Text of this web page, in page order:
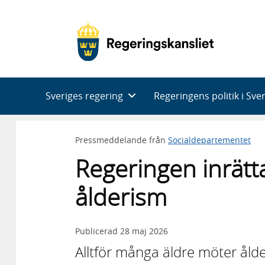
Sveriges regering Regeringens politik i
Pressmeddelande från Socialdepartementet
Regeringen
ålderism
Publicerad 28 maj 2026
Alltför många äldre möter